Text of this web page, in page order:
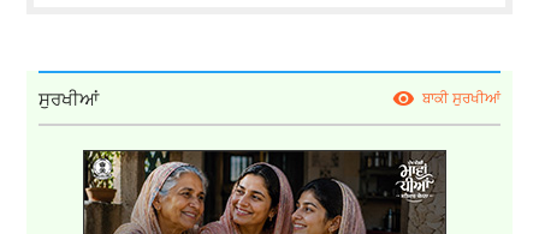
ਸੁਰਖੀਆਂ ਬਾਕੀ ਸੁਰਖੀਆਂ